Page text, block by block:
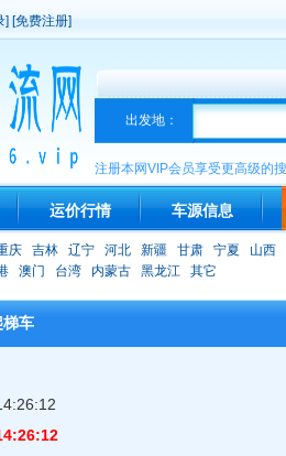
] [免费注册]
出发地：
注册本网VIP会员享受更高级的
运价行情 车源信息
庆 吉林 辽宁 河北 新疆 甘肃 宁夏
山西
澳门 台湾 内蒙古 黑龙江 其它
车